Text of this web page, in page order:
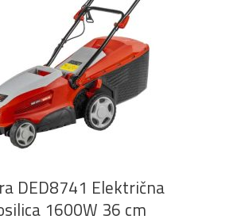
DODAJ U KOŠARICU
DED8741 Električna
1600W 36 cm